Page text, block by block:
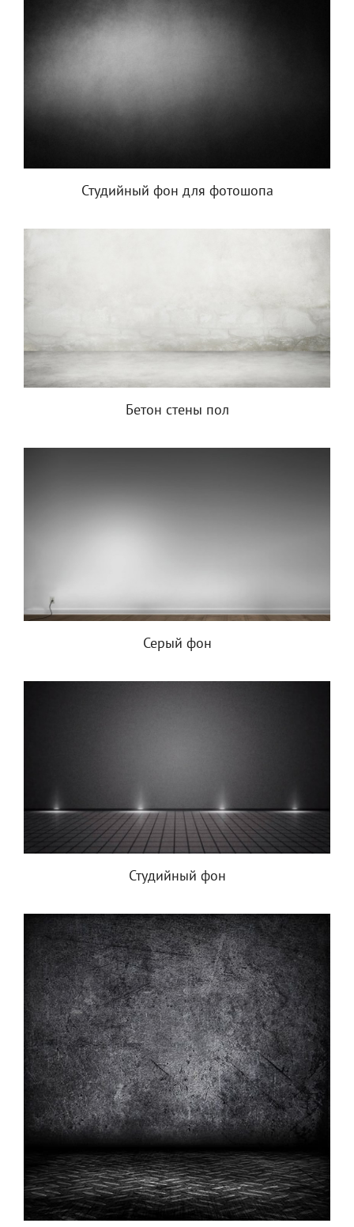
Студийный фон для фотошопа
Бетон стены пол
Серый фон
Студийный фон